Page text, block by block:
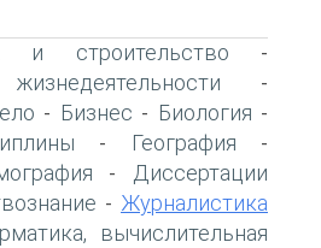
и строительство -
-
- Бизнес - Биология -
- География -
-
Диссертации
- Журналистика
вычислительная